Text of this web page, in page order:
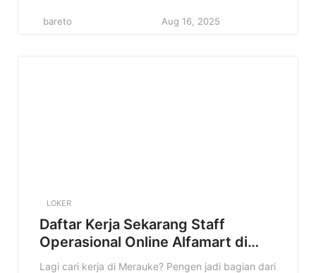
wilayah Labuhanbatu Selatan! Informasi ini sangat
bareto Aug 16, 2025
LOKER
Daftar Kerja Sekarang Staff
Operasional Online Alfamart di
Merauke Terbaru
Lagi cari kerja di Merauke? Pengen jadi bagian dari